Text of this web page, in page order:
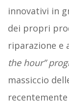
innovativi in
dei propri
riparazione e
the hour”
massiccio